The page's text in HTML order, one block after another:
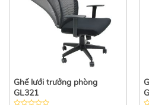
Ghế lưới trưởng phòng
GL321